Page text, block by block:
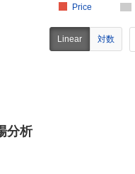
Price
Linear 対数
分析